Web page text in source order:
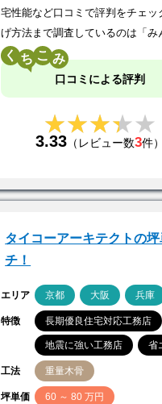
宅性能など口コミで評判をチェ
げ方法まで調査しているのは「
く こ
口コミによる評判
★★★★★
★★★★★
3.33 （レビュー数3件）
タイコーアーキテクトの
チ！
エリア 京都 大阪 兵庫
特徴 長期優良住宅対応工務店
地震に強い工務店 省
工法 重量木骨
坪単価 60 ～ 80 万円